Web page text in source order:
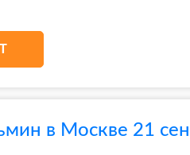
в Москве 21